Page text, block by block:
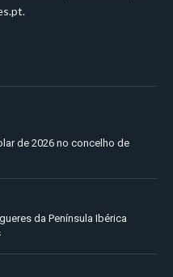
.
de 2026 no concelho de
da Península Ibérica